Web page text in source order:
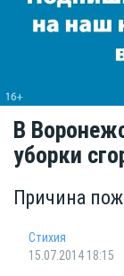
В
уборки
Причина
Стихия
15.07.2014 18:15